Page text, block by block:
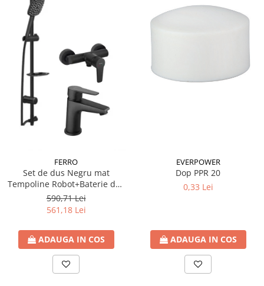
FERRO
Set de dus Negru mat
Tempoline Robot+Baterie dus
Ferro BTR7BL+Baterie lavoar
BTR2BL
590,71 Lei
561,18 Lei
ADAUGA IN COS
EVERPOWER
Dop PPR 20
0,33 Lei
ADAUGA IN COS